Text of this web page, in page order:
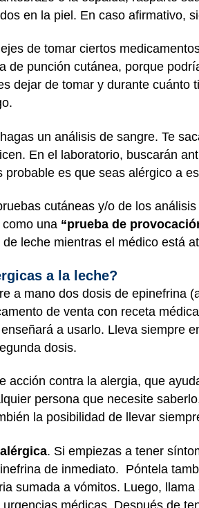
en la piel. En caso afirmativo,
de tomar ciertos
de punción cutánea, porque
dejar de tomar y durante cuánto
un análisis de sangre. Te
En el laboratorio, buscarán
es que seas alérgico a
cutáneas y/o de los
una “prueba de
leche mientras el médico está
a la leche?
a mano dos dosis de epinefrina
de venta con receta
a usarlo. Lleva siempre
dosis.
acción contra la alergia, que
persona que necesite
la posibilidad de llevar
. Si empiezas a tener
de inmediato. Póntela
sumada a vómitos. Luego,
médicas. Después de